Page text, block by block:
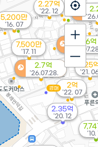
2억
'22. 07
경매
2.7억
'26.07.28.
2.46억
2.27억
'22. 12
1.25
'21.
2.35억
'20. 12
7,500만
'17. 11
5,200만
'16. 07
'10.